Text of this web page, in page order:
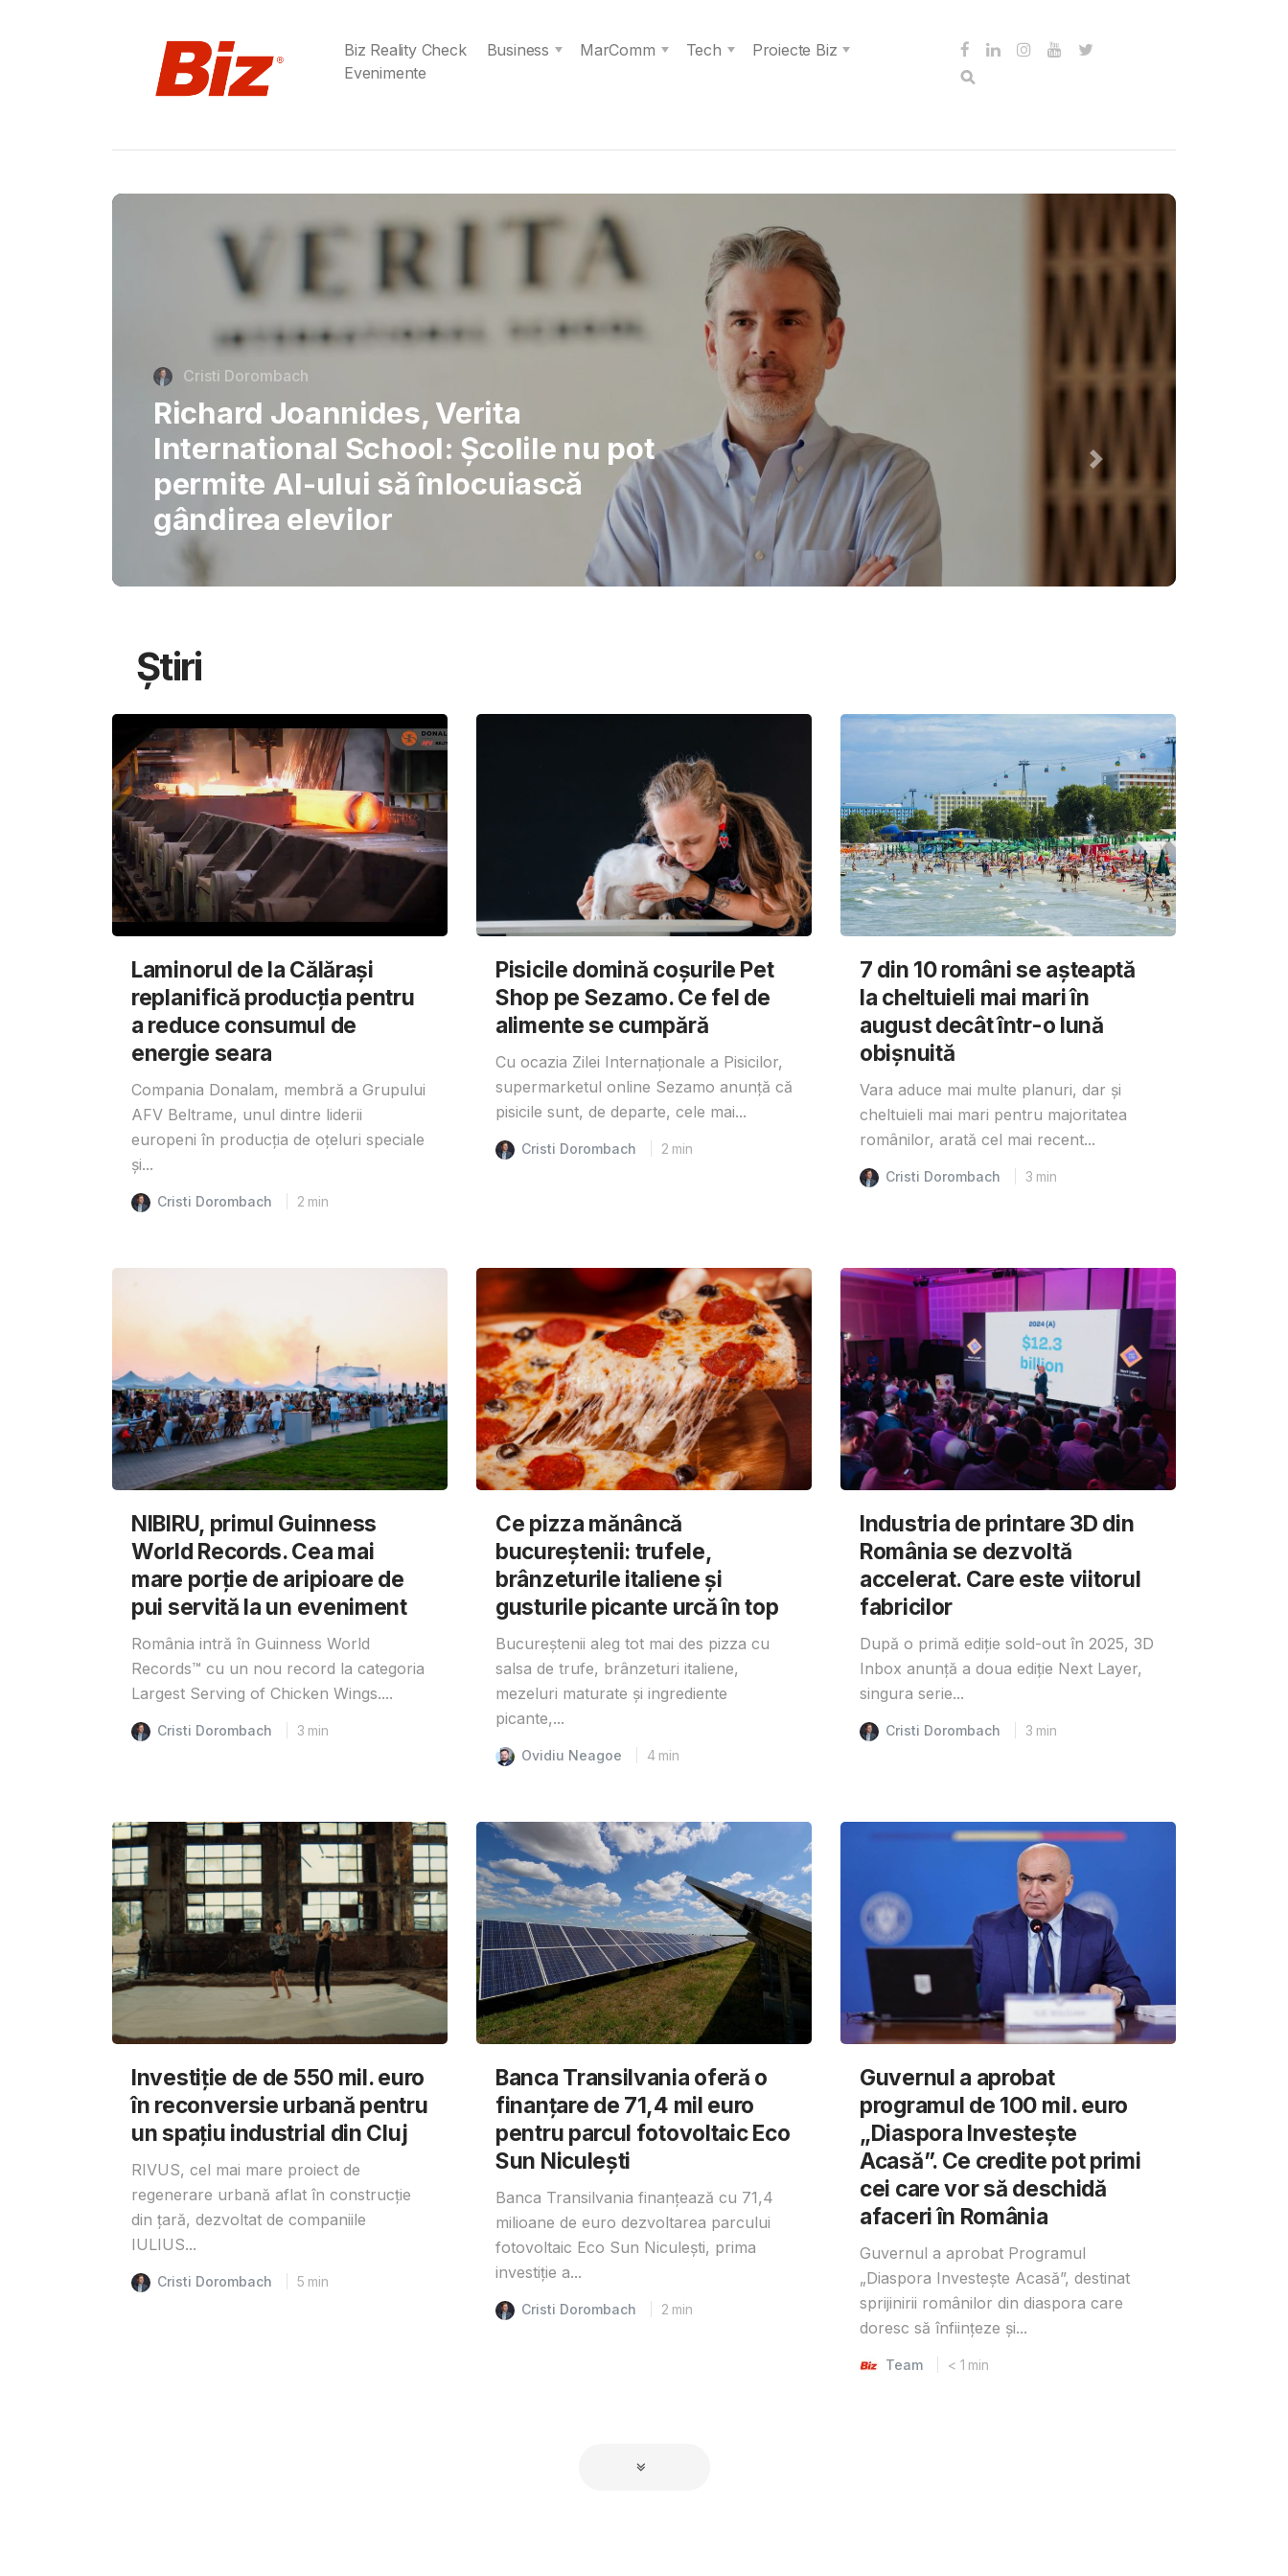
Biz Reality Check Business MarComm Tech
Proiecte Biz
Evenimente
Gabriel Barliga
Oana Gheorghiu: Curajul de a lupta
pentru schimbare
Știri
Laminorul de la Călărași
replanifică producția pentru
a reduce consumul de
energie seara
Compania Donalam, membră a Grupului
AFV Beltrame, unul dintre liderii
europeni în producția de oțeluri speciale
și...
Cristi Dorombach 2 min
Pisicile domină coșurile Pet
Shop pe Sezamo. Ce fel de
alimente se cumpără
Cu ocazia Zilei Internaționale a Pisicilor,
supermarketul online Sezamo anunță că
pisicile sunt, de departe, cele mai...
Cristi Dorombach 2 min
7 din 10 români se așteaptă
la cheltuieli mai mari în
august decât într-o lună
obișnuită
Vara aduce mai multe planuri, dar și
cheltuieli mai mari pentru majoritatea
românilor, arată cel mai recent...
Cristi Dorombach 3 min
NIBIRU, primul Guinness
World Records. Cea mai
mare porție de aripioare de
pui servită la un eveniment
România intră în Guinness World
Records™️ cu un nou record la categoria
Largest Serving of Chicken Wings....
Cristi Dorombach 3 min
Ce pizza mănâncă
bucureștenii: trufele,
brânzeturile italiene și
gusturile picante urcă în top
Bucureștenii aleg tot mai des pizza cu
salsa de trufe, brânzeturi italiene,
mezeluri maturate și ingrediente
picante,...
Ovidiu Neagoe 4 min
Industria de printare 3D din
România se dezvoltă
accelerat. Care este viitorul
fabricilor
După o primă ediție sold-out în 2025, 3D
Inbox anunță a doua ediție Next Layer,
singura serie...
Cristi Dorombach 3 min
Investiție de de 550 mil. euro
în reconversie urbană pentru
un spațiu industrial din Cluj
RIVUS, cel mai mare proiect de
regenerare urbană aflat în construcție
din țară, dezvoltat de companiile
IULIUS...
Cristi Dorombach 5 min
Banca Transilvania oferă o
finanțare de 71,4 mil euro
pentru parcul fotovoltaic Eco
Sun Niculești
Banca Transilvania finanțează cu 71,4
milioane de euro dezvoltarea parcului
fotovoltaic Eco Sun Niculești, prima
investiție a...
Cristi Dorombach 2 min
Guvernul a aprobat
programul de 100 mil. euro
„Diaspora Investește
Acasă”. Ce credite pot primi
cei care vor să deschidă
afaceri în România
Guvernul a aprobat Programul
„Diaspora Investește Acasă”, destinat
sprijinirii românilor din diaspora care
doresc să înființeze și...
Team < 1 min